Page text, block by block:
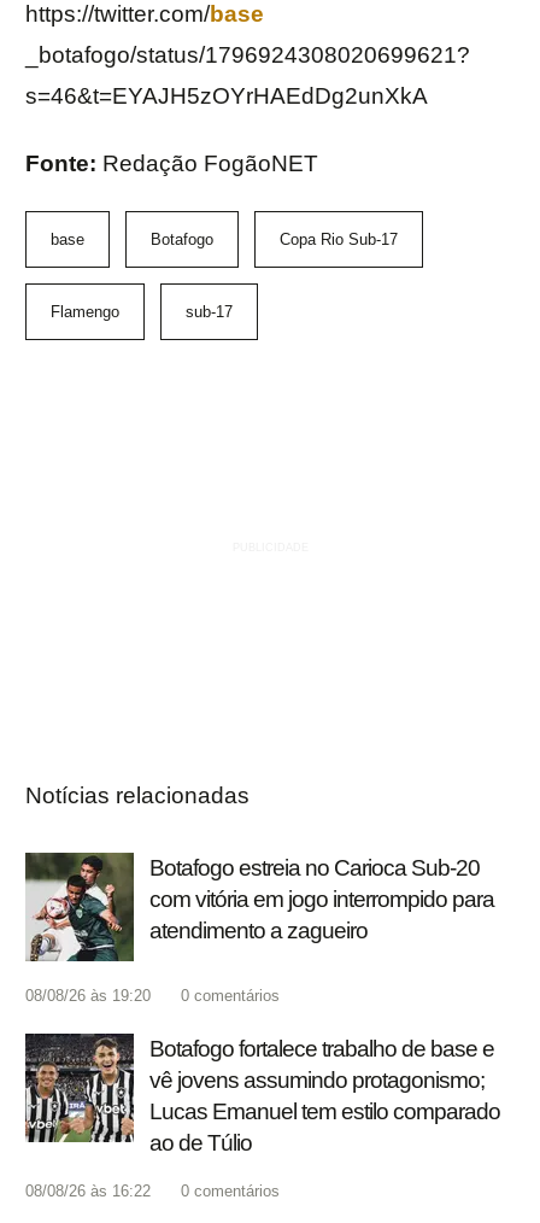
https://twitter.com/base
_botafogo/status/1796924308020699621?
s=46&t=EYAJH5zOYrHAEdDg2unXkA
Fonte: Redação FogãoNET
base Botafogo Copa Rio Sub-17
Flamengo sub-17
Notícias relacionadas
Botafogo estreia no Carioca Sub-20
com vitória em jogo interrompido para
atendimento a zagueiro
08/08/26 às 19:20 0 comentários
Botafogo fortalece trabalho de base e
vê jovens assumindo protagonismo;
Lucas Emanuel tem estilo comparado
ao de Túlio
08/08/26 às 16:22 0 comentários